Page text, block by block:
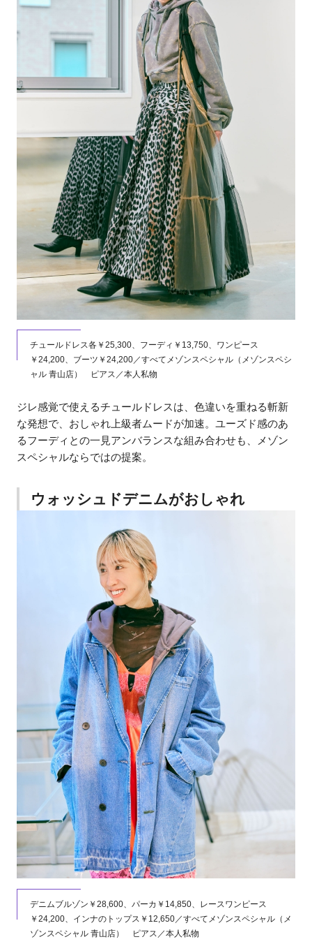
チュールドレス各￥25,300、フーディ￥13,750、ワンピース
￥24,200、ブーツ￥24,200／すべてメゾンスペシャル（メゾンスペシ
ャル 青山店） ピアス／本人私物
ジレ感覚で使えるチュールドレスは、色違いを重ねる斬新
な発想で、おしゃれ上級者ムードが加速。ユーズド感のあ
るフーディとの一見アンバランスな組み合わせも、メゾン
スペシャルならではの提案。
ウォッシュドデニムがおしゃれ
デニムブルゾン￥28,600、パーカ￥14,850、レースワンピース
￥24,200、インナのトップス￥12,650／すべてメゾンスペシャル（メ
ゾンスペシャル 青山店） ピアス／本人私物